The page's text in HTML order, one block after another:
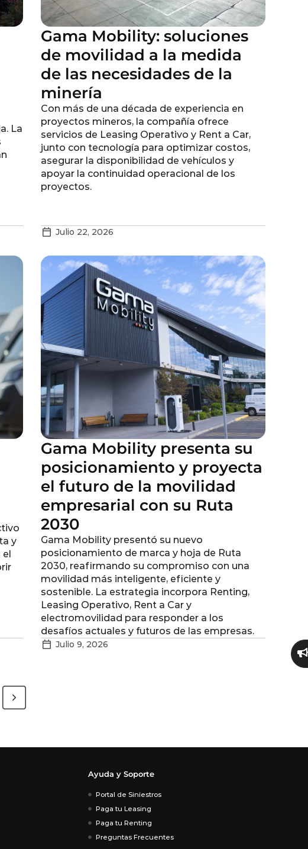
La
Gama Mobility: soluciones
de movilidad a la medida
de las necesidades de la
minería
Con más de una década de experiencia en
proyectos mineros, la compañía ofrece
servicios de Leasing Operativo y Rent a Car,
junto con tecnología para optimizar costos,
asegurar la disponibilidad de vehículos y
apoyar la continuidad operacional de los
proyectos.
Julio 22, 2026
y
Gama Mobility presenta su
posicionamiento y proyecta
el futuro de la movilidad
empresarial con su Ruta
2030
Gama Mobility presentó su nuevo
posicionamiento de marca y hoja de Ruta
2030, reafirmando su compromiso con una
movilidad más inteligente, eficiente y
sostenible. La estrategia incorpora Renting,
Leasing Operativo, Rent a Car y
electromovilidad para responder a los
desafíos actuales y futuros de las empresas.
Julio 9, 2026
Ayuda y Soporte
Portal de Siniestros
Paga tu Leasing
Paga tu Renting
Preguntas Frecuentes